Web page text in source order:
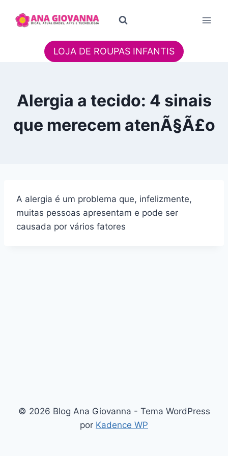
para
LOJA DE ROUPAS INFANTIS
Alergia a tecido: 4 sinais
que merecem atenÃ§Ã£o
A alergia é um problema que, infelizmente,
muitas pessoas apresentam e pode ser
causada por vários fatores
© 2026 Blog Ana Giovanna - Tema WordPress
por Kadence WP